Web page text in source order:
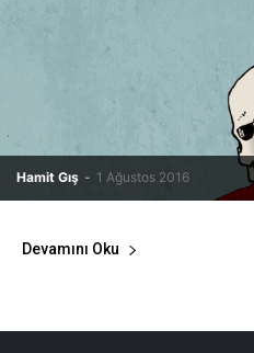
Hamit Gış - 1 Ağustos 2016
Devamını Oku